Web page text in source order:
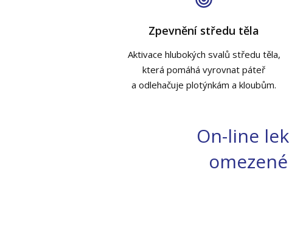
Zpevnění středu těla
Aktivace hlubokých svalů středu těla,
která pomáhá vyrovnat páteř
a odlehačuje plotýnkám a kloubům.
On-line